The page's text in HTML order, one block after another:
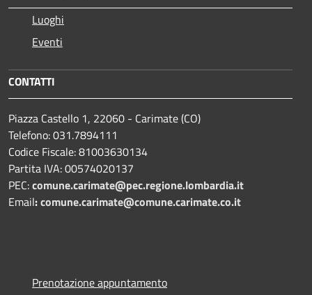
Luoghi
Eventi
CONTATTI
Piazza Castello 1, 22060 - Carimate (CO)
Telefono: 031.7894111
Codice Fiscale: 81003630134
Partita IVA: 00574020137
PEC:comune.carimate@pec.regione.lombardia.it
Email:comune.carimate@comune.carimate.co.it
Prenotazione appuntamento